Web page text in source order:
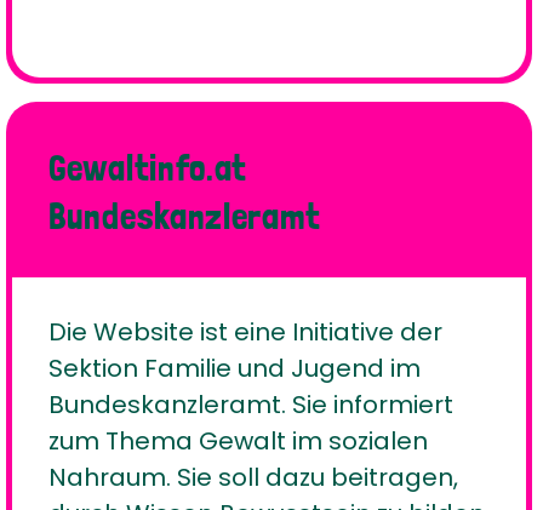
Gewaltinfo.at
Bundeskanzleramt
Die Website ist eine Initiative der
Sektion Familie und Jugend im
Bundeskanzleramt. Sie informiert
zum Thema Gewalt im sozialen
Nahraum. Sie soll dazu beitragen,